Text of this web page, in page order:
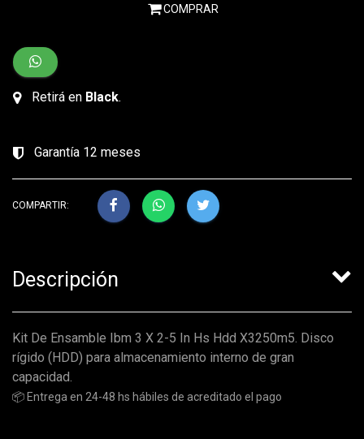
COMPRAR
Retirá en Black.
Garantía 12 meses
COMPARTIR:
Descripción
Kit De Ensamble Ibm 3 X 2-5 In Hs Hdd X3250m5. Disco
rígido (HDD) para almacenamiento interno de gran
capacidad.
📦 Entrega en 24-48 hs hábiles de acreditado el pago